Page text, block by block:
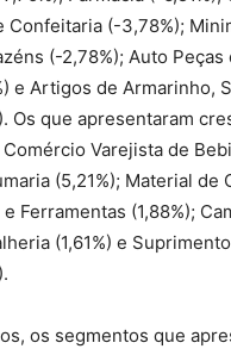
Confeitaria (-3,78%);
(-2,78%); Auto Peças
e Artigos de Armarinho,
Os que apresentaram
Varejista de
(5,21%); Material de
Ferramentas (1,88%);
(1,61%) e
os segmentos que